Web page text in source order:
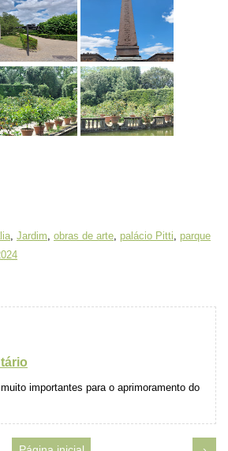
, Jardim, obras de arte, palácio Pitti, parque
importantes para o aprimoramento do